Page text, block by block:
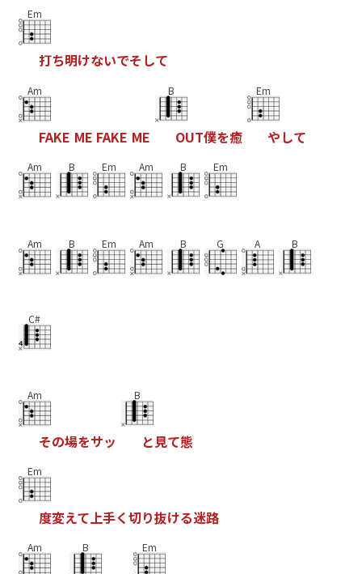
Em
打ち明けないでそ して
Am
FAKE ME FAKE ME
B
OUT僕を癒
Em
やして
Am B Em Am B Em
Am B Em Am B G A B
C#
Am
その場をサッ
B
と見て態
Em
度変えて 上手く切り抜ける迷路
Am B Em